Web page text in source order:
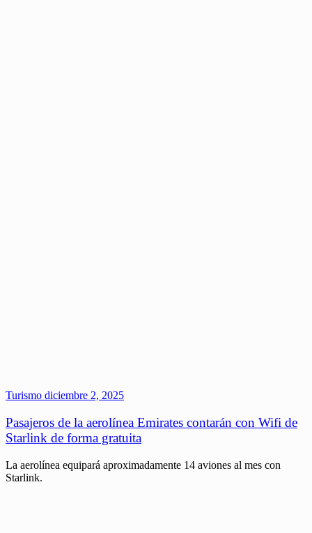
Turismo diciembre 2, 2025
Pasajeros de la aerolínea Emirates contarán con Wifi de
Starlink de forma gratuita
La aerolínea equipará aproximadamente 14 aviones al mes con
Starlink.